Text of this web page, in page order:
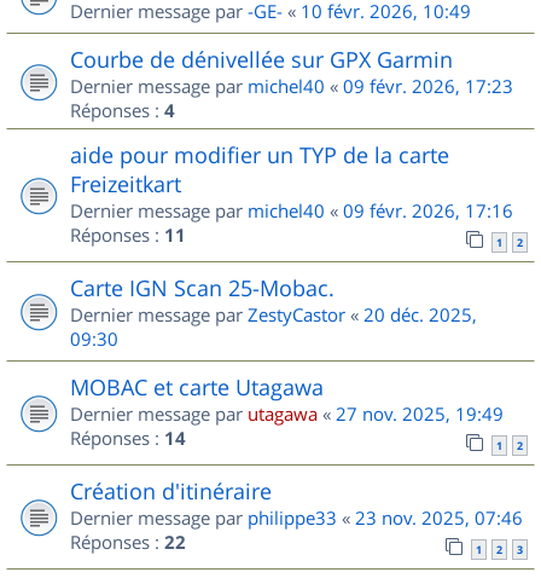
Dernier message par -GE- « 10 févr. 2026, 10:49
Courbe de dénivellée sur GPX Garmin
Dernier message par michel40 « 09 févr. 2026, 17:23
Réponses : 4
aide pour modifier un TYP de la carte
Freizeitkart
Dernier message par michel40 « 09 févr. 2026, 17:16
Réponses : 11 1 2
Carte IGN Scan 25-Mobac.
Dernier message par ZestyCastor « 20 déc. 2025,
09:30
MOBAC et carte Utagawa
Dernier message par utagawa « 27 nov. 2025, 19:49
Réponses : 14 1 2
Création d'itinéraire
Dernier message par philippe33 « 23 nov. 2025, 07:46
Réponses : 22 1 2 3